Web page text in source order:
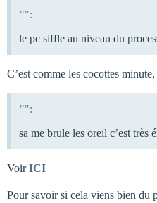
"":
le pc siffle au niveau du
C’est comme les cocottes
"":
sa me brule les oreil c’est très
VoirICI
Pour savoir si cela viens bien du